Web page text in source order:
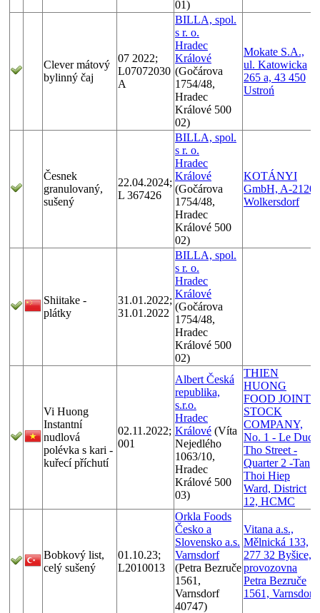
01)
Clever mátový
bylinný čaj
07 2022;
L07072030
A
BILLA, spol.
s r. o.
Hradec
Králové
(Gočárova
1754/48,
Hradec
Králové 500
02)
Mokate S.A.,
ul. Katowicka
265 a, 43 450
Ustroń
Česnek
granulovaný,
sušený
22.04.2024;
L 367426
BILLA, spol.
s r. o.
Hradec
Králové
(Gočárova
1754/48,
Hradec
Králové 500
02)
KOTÁNYI
GmbH, A-2120
Wolkersdorf
Shiitake -
plátky
31.01.2022;
31.01.2022
BILLA, spol.
s r. o.
Hradec
Králové
(Gočárova
1754/48,
Hradec
Králové 500
02)
Vi Huong
Instantní
nudlová
polévka s kari -
kuřecí příchutí
02.11.2022;
001
Albert Česká
republika,
s.r.o.
Hradec
Králové (Víta
Nejedlého
1063/10,
Hradec
Králové 500
03)
THIEN
HUONG
FOOD JOINT
STOCK
COMPANY,
No. 1 - Le Duc
Tho Street -
Quarter 2 -Tan
Thoi Hiep
Ward, District
12, HCMC
Bobkový list,
celý sušený
01.10.23;
L2010013
Orkla Foods
Česko a
Slovensko a.s.
Varnsdorf
(Petra Bezruče
1561,
Varnsdorf
40747)
Vitana a.s.,
Mělnická 133,
277 32 Byšice,
provozovna
Petra Bezruče
1561, Varnsdorf